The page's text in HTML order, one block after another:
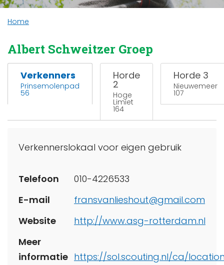
Home
Albert Schweitzer Groep
Verkenners
Prinsemolenpad
56
Horde
2
Hoge
Limiet
164
Horde 3
Nieuwemeer
107
Verkennerslokaal voor eigen gebruik
Telefoon
010-4226533
E-mail
fransvanlieshout@gmail.com
Website
http://www.asg-rotterdam.nl
Meer
informatie https://sol.scouting.nl/ca/